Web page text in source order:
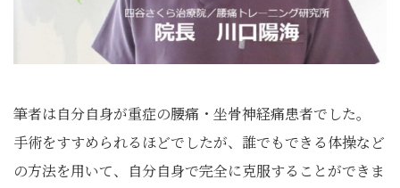
筆者は自分自身が重症の腰痛・坐骨神経痛患者でした。
手術をすすめられるほどでしたが、誰でもできる体操など
の方法を用いて、自分自身で完全に克服することができま